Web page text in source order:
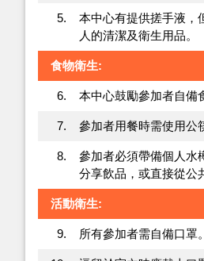
5.
本中心有提供搓手液，
人的清潔及衛生用品。
食物衛生:
6. 本中心鼓勵參加者自備
7. 參加者用餐時需使用公
8.
參加者必須帶備個人水
分享飲品，或直接從公
活動衛生:
9. 所有參加者需自備口罩。